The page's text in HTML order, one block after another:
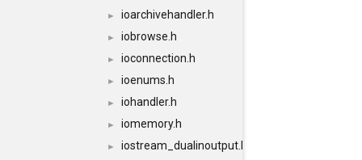
► ioarchivehandler.h
► iobrowse.h
► ioconnection.h
► ioenums.h
► iohandler.h
► iomemory.h
► iostream_dualinoutput.h